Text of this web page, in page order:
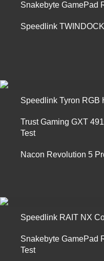
Snakebyte GamePad
Speedlink
Speedlink Tyron RGB
Trust Gaming GXT
Test
Nacon Revolution 5
Speedlink RAIT NX
Snakebyte GamePad
Test